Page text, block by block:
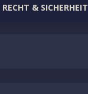
RECHT & SICHERHEIT